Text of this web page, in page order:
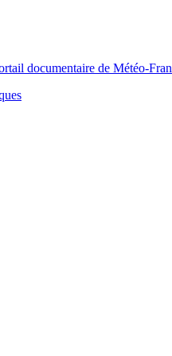
documentaire de Météo-